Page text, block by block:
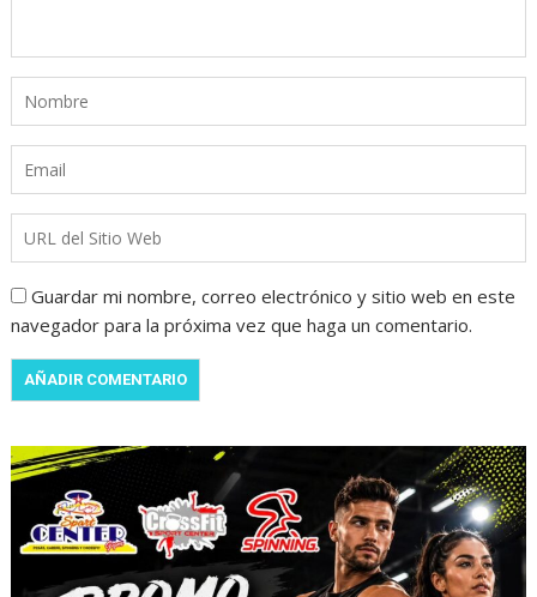
Guardar mi nombre, correo electrónico y sitio web en este
navegador para la próxima vez que haga un comentario.